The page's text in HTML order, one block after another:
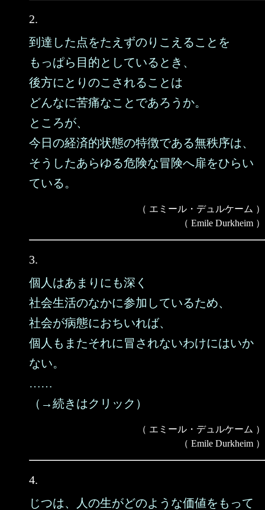
2.
到達した点をたえずのりこえることを
もっぱら目的としているとき、
後方にとりのこされることは
どんなに苦痛なことであろうか。
ところが、
今日の経済的状態の特徴である無秩序は、
そうしたあらゆる危険な冒険へ扉をひらい
ている。
（ エミール・デュルケーム ）
（ Emile Durkheim ）
3.
個人はあまりにも深く
社会生活のなかに参加しているため、
社会が病態におちいれば、
個人もまたそれに冒されないわけにはいか
ない。
……
（→続きはクリック）
（ エミール・デュルケーム ）
（ Emile Durkheim ）
4.
じつは、人の生がどのような価値をもって